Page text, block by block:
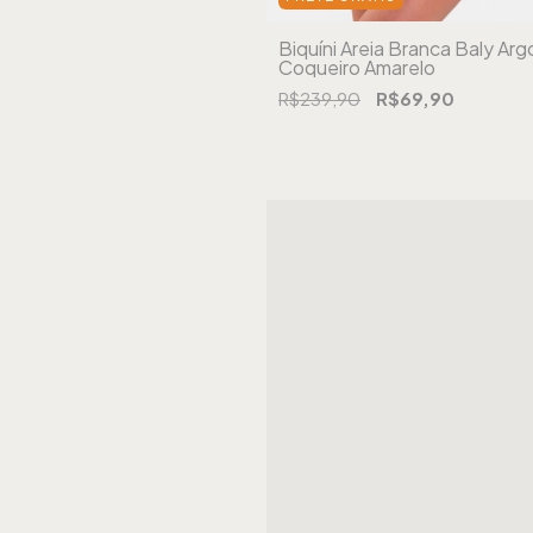
Biquíni Areia Branca Baly
Coqueiro Amarelo
R$239,90 R$69,90